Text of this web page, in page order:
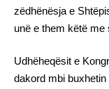
zëdhënësja e
unë e them këtë me
Udhëheqësit e
dakord mbi